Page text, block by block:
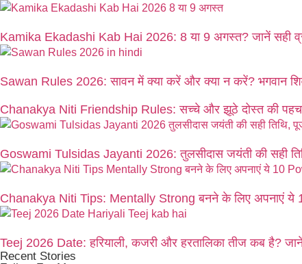
Kamika Ekadashi Kab Hai 2026: 8 या 9 अगस्त? जानें सही
Sawan Rules 2026: सावन में क्या करें और क्या न करें? भगवान
Chanakya Niti Friendship Rules: सच्चे और झूठे दोस्त की
Goswami Tulsidas Jayanti 2026: तुलसीदास जयंती की सही
Chanakya Niti Tips: Mentally Strong बनने के लिए अपनाएं ये
Teej 2026 Date: हरियाली, कजरी और हरतालिका तीज कब है?
Recent Stories